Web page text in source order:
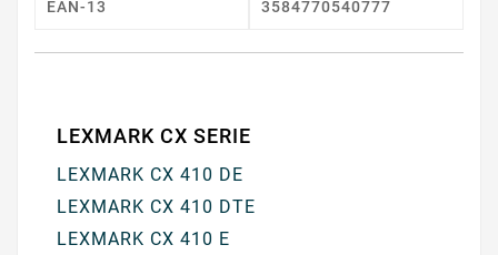
EAN-13 3584770540777
LEXMARK CX SERIE
LEXMARK CX 410 DE
LEXMARK CX 410 DTE
LEXMARK CX 410 E